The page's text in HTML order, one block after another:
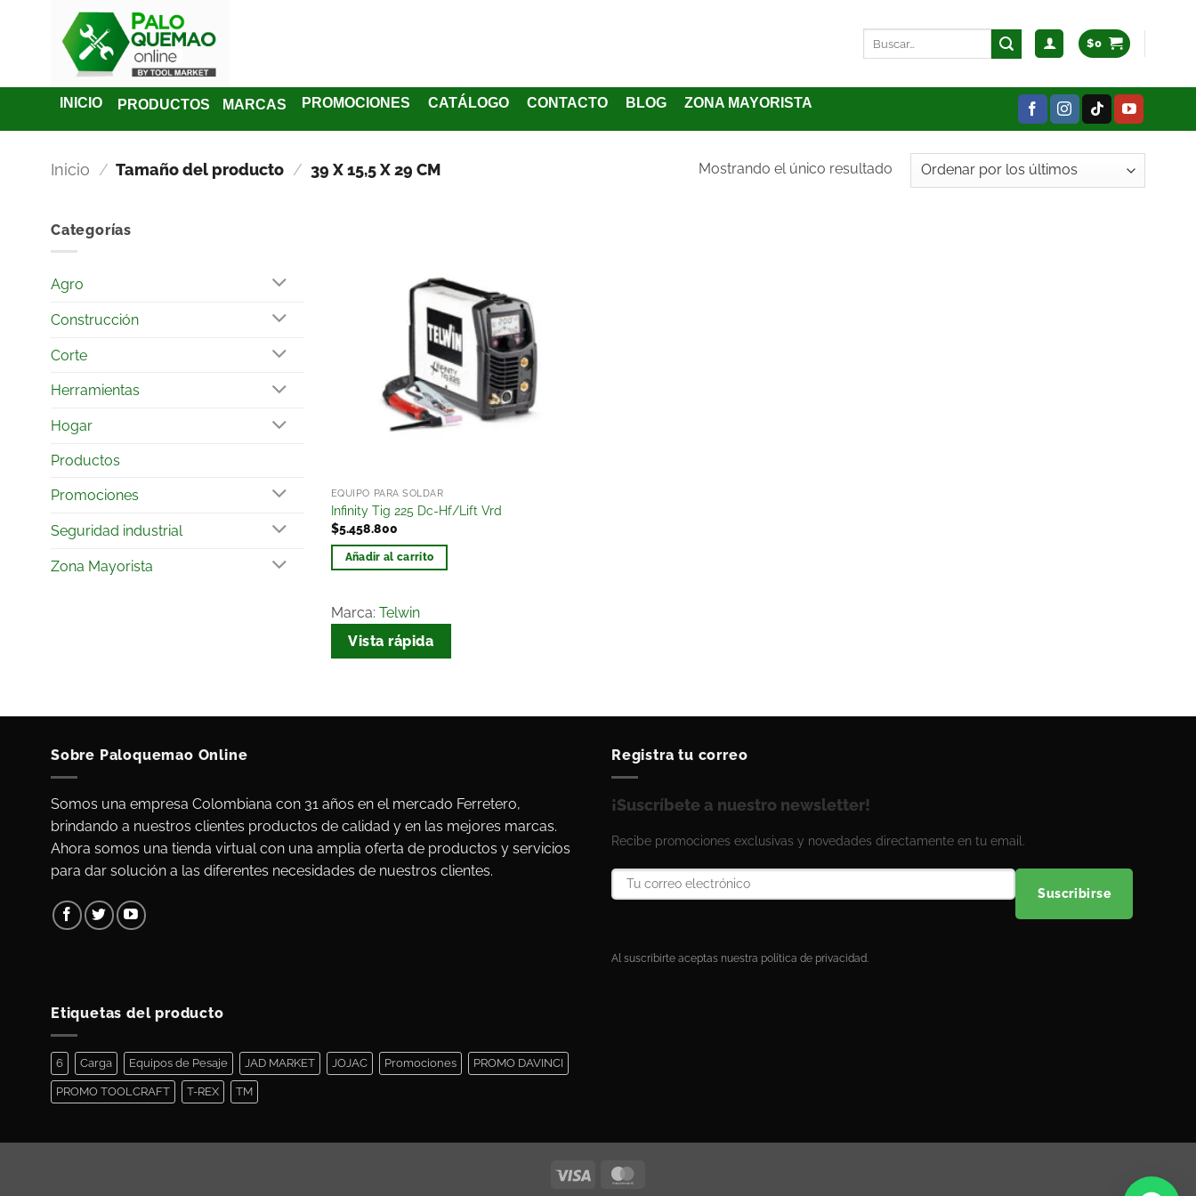
$0
INICIO PRODUCTOS MARCAS PROMOCIONES CATÁLOGO CONTACTO BLOG ZONA MAYORISTA
Inicio / Tamaño del producto / 39 X 15,5 X 29 CM Mostrando el único resultado
Categorías
Agro
Construcción
Corte
Herramientas
Hogar
Productos
Promociones
Seguridad industrial
Zona Mayorista
deseos
EQUIPO PARA SOLDAR
Infinity Tig 225 Dc-Hf/Lift Vrd
$5.458.800
Añadir al carrito
Marca: Telwin
Vista rápida
Sobre Paloquemao Online
Somos una empresa Colombiana con 31 años en el mercado Ferretero,
brindando a nuestros clientes productos de calidad y en las mejores marcas.
Ahora somos una tienda virtual con una amplia oferta de productos y servicios
para dar solución a las diferentes necesidades de nuestros clientes.
Registra tu correo
¡Suscríbete a nuestro newsletter!
Recibe promociones exclusivas y novedades directamente en tu email.
Suscribirse
Al suscribirte aceptas nuestra política de privacidad.
Etiquetas del producto
6 Carga Equipos de Pesaje JAD MARKET JOJAC Promociones PROMO DAVINCI
PROMO TOOLCRAFT T-REX TM